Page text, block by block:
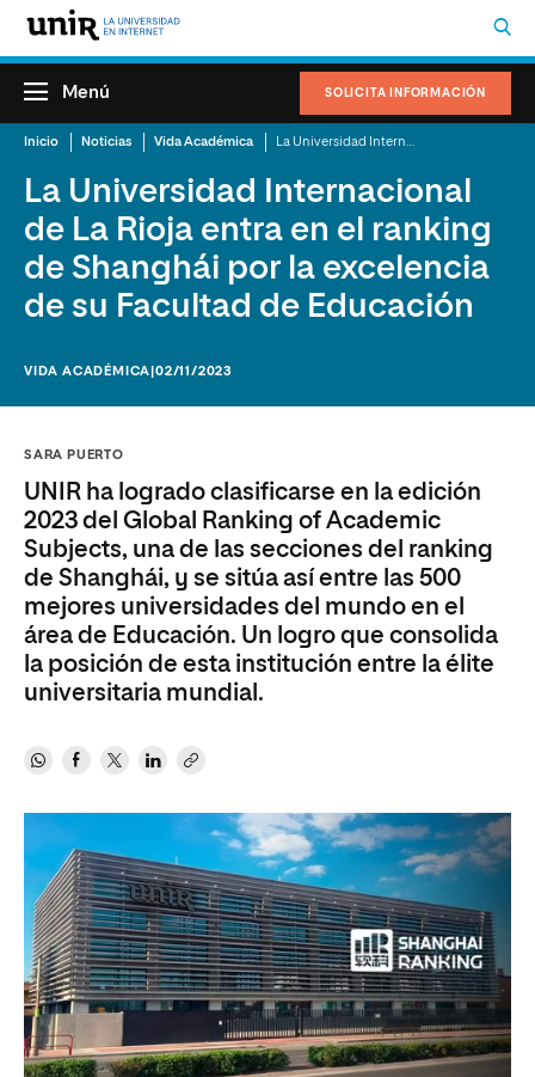
SOLICITA INFORMACIÓN
Menú
Inicio Noticias Vida Académica
La Universidad Internacional
de La Rioja entra en el ranking
de Shanghái por la excelencia
de su Facultad de Educación
VIDA ACADÉMICA |02/11/2023
SARA PUERTO
UNIR ha logrado clasificarse en la edición
2023 del Global Ranking of Academic
Subjects, una de las secciones del ranking
de Shanghái, y se sitúa así entre las 500
mejores universidades del mundo en el
área de Educación. Un logro que consolida
la posición de esta institución entre la élite
universitaria mundial.